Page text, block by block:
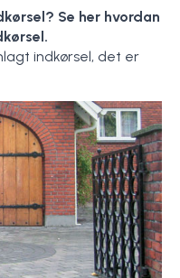
Se her hvordan
indkørsel, det er